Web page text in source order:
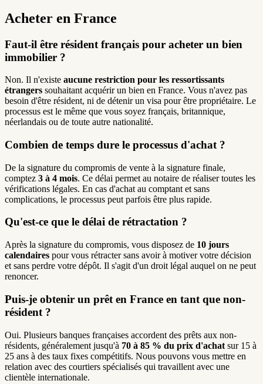
Acheter en France
Faut-il être résident français pour acheter un bien
immobilier ?
Non. Il n'existe aucune restriction pour les ressortissants
étrangers souhaitant acquérir un bien en France. Vous n'avez pas
besoin d'être résident, ni de détenir un visa pour être propriétaire. Le
processus est le même que vous soyez français, britannique,
néerlandais ou de toute autre nationalité.
Combien de temps dure le processus d'achat ?
De la signature du compromis de vente à la signature finale,
comptez 3 à 4 mois. Ce délai permet au notaire de réaliser toutes les
vérifications légales. En cas d'achat au comptant et sans
complications, le processus peut parfois être plus rapide.
Qu'est-ce que le délai de rétractation ?
Après la signature du compromis, vous disposez de 10 jours
calendaires pour vous rétracter sans avoir à motiver votre décision
et sans perdre votre dépôt. Il s'agit d'un droit légal auquel on ne peut
renoncer.
Puis-je obtenir un prêt en France en tant que non-
résident ?
Oui. Plusieurs banques françaises accordent des prêts aux non-
résidents, généralement jusqu'à 70 à 85 % du prix d'achat sur 15 à
25 ans à des taux fixes compétitifs. Nous pouvons vous mettre en
relation avec des courtiers spécialisés qui travaillent avec une
clientèle internationale.